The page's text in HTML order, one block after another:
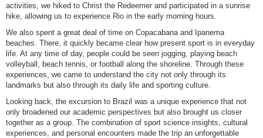
activities, we hiked to Christ the Redeemer and participated in a sunrise
hike, allowing us to experience Rio in the early morning hours.
We also spent a great deal of time on Copacabana and Ipanema
beaches. There, it quickly became clear how present sport is in everyday
life. At any time of day, people could be seen jogging, playing beach
volleyball, beach tennis, or football along the shoreline. Through these
experiences, we came to understand the city not only through its
landmarks but also through its daily life and sporting culture.
Looking back, the excursion to Brazil was a unique experience that not
only broadened our academic perspectives but also brought us closer
together as a group. The combination of sport science insights, cultural
experiences, and personal encounters made the trip an unforgettable